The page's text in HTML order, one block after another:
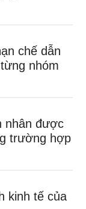
chế dẫn
nhóm
nhân được
trường hợp
kinh tế của